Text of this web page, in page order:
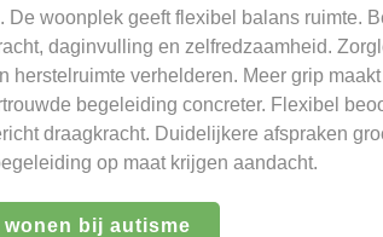
De woonplek geeft flexibel balans ruimte.
daginvulling en zelfredzaamheid.
herstelruimte verhelderen. Meer grip
begeleiding concreter. Flexibel
draagkracht. Duidelijkere afspraken
op maat krijgen aandacht.
wonen bij autisme